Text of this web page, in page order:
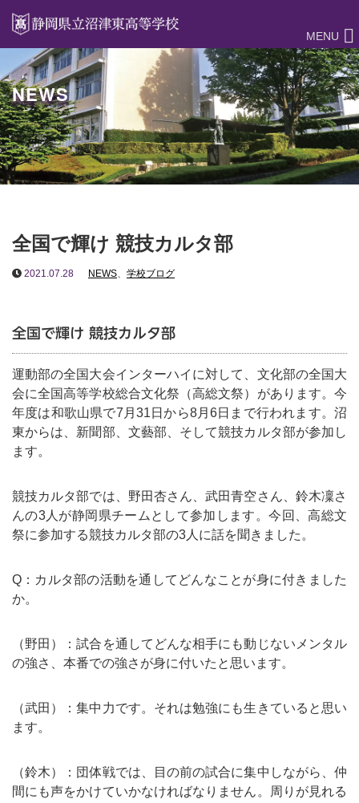
MENU
NEWS
全国で輝け 競技カルタ部
2021.07.28 NEWS、 学校ブログ
全国で輝け 競技カルタ部
運動部の全国大会インターハイに対して、文化部の全国大
会に全国高等学校総合文化祭（高総文祭）があります。今
年度は和歌山県で7月31日から8月6日まで行われます。沼
東からは、新聞部、文藝部、そして競技カルタ部が参加し
ます。
競技カルタ部では、野田杏さん、武田青空さん、鈴木凜さ
んの3人が静岡県チームとして参加します。今回、高総文
祭に参加する競技カルタ部の3人に話を聞きました。
Q：カルタ部の活動を通してどんなことが身に付きました
か。
（野田）：試合を通してどんな相手にも動じないメンタル
の強さ、本番での強さが身に付いたと思います。
（武田）：集中力です。それは勉強にも生きていると思い
ます。
（鈴木）：団体戦では、目の前の試合に集中しながら、仲
間にも声をかけていかなければなりません。周りが見れる